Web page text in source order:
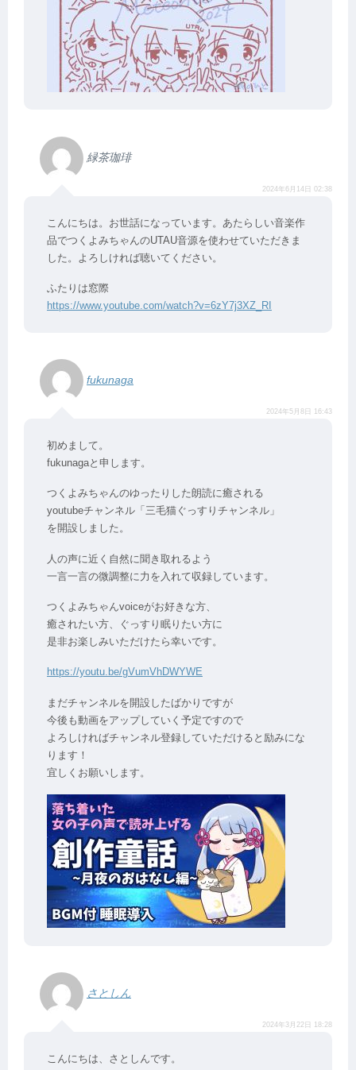
緑茶珈琲
2024年6月14日 02:38
こんにちは。お世話になっています。あたらしい音楽作
品でつくよみちゃんのUTAU音源を使わせていただきま
した。よろしければ聴いてください。
ふたりは窓際
https://www.youtube.com/watch?v=6zY7j3XZ_RI
fukunaga
2024年5月8日 16:43
初めまして。
fukunagaと申します。
つくよみちゃんのゆったりした朗読に癒される
youtubeチャンネル「三毛猫ぐっすりチャンネル」
を開設しました。
人の声に近く自然に聞き取れるよう
一言一言の微調整に力を入れて収録しています。
つくよみちゃんvoiceがお好きな方、
癒されたい方、ぐっすり眠りたい方に
是非お楽しみいただけたら幸いです。
https://youtu.be/gVumVhDWYWE
まだチャンネルを開設したばかりですが
今後も動画をアップしていく予定ですので
よろしければチャンネル登録していただけると励みにな
ります！
宜しくお願いします。
さとしん
2024年3月22日 18:28
こんにちは、さとしんです。